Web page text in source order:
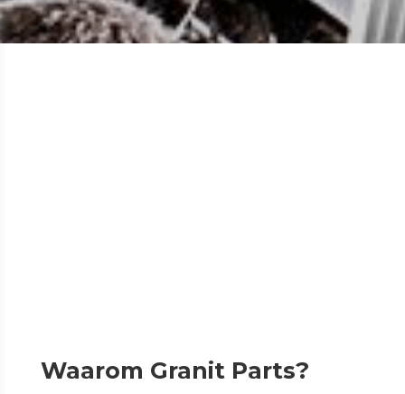
Waarom Granit Parts?